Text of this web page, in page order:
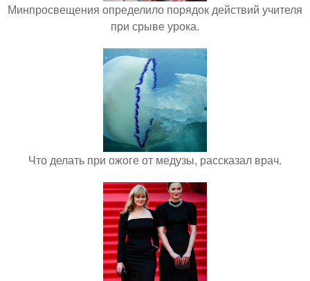
Минпросвещения определило порядок действий учителя
при срыве урока.
Что делать при ожоге от медузы, рассказал врач.